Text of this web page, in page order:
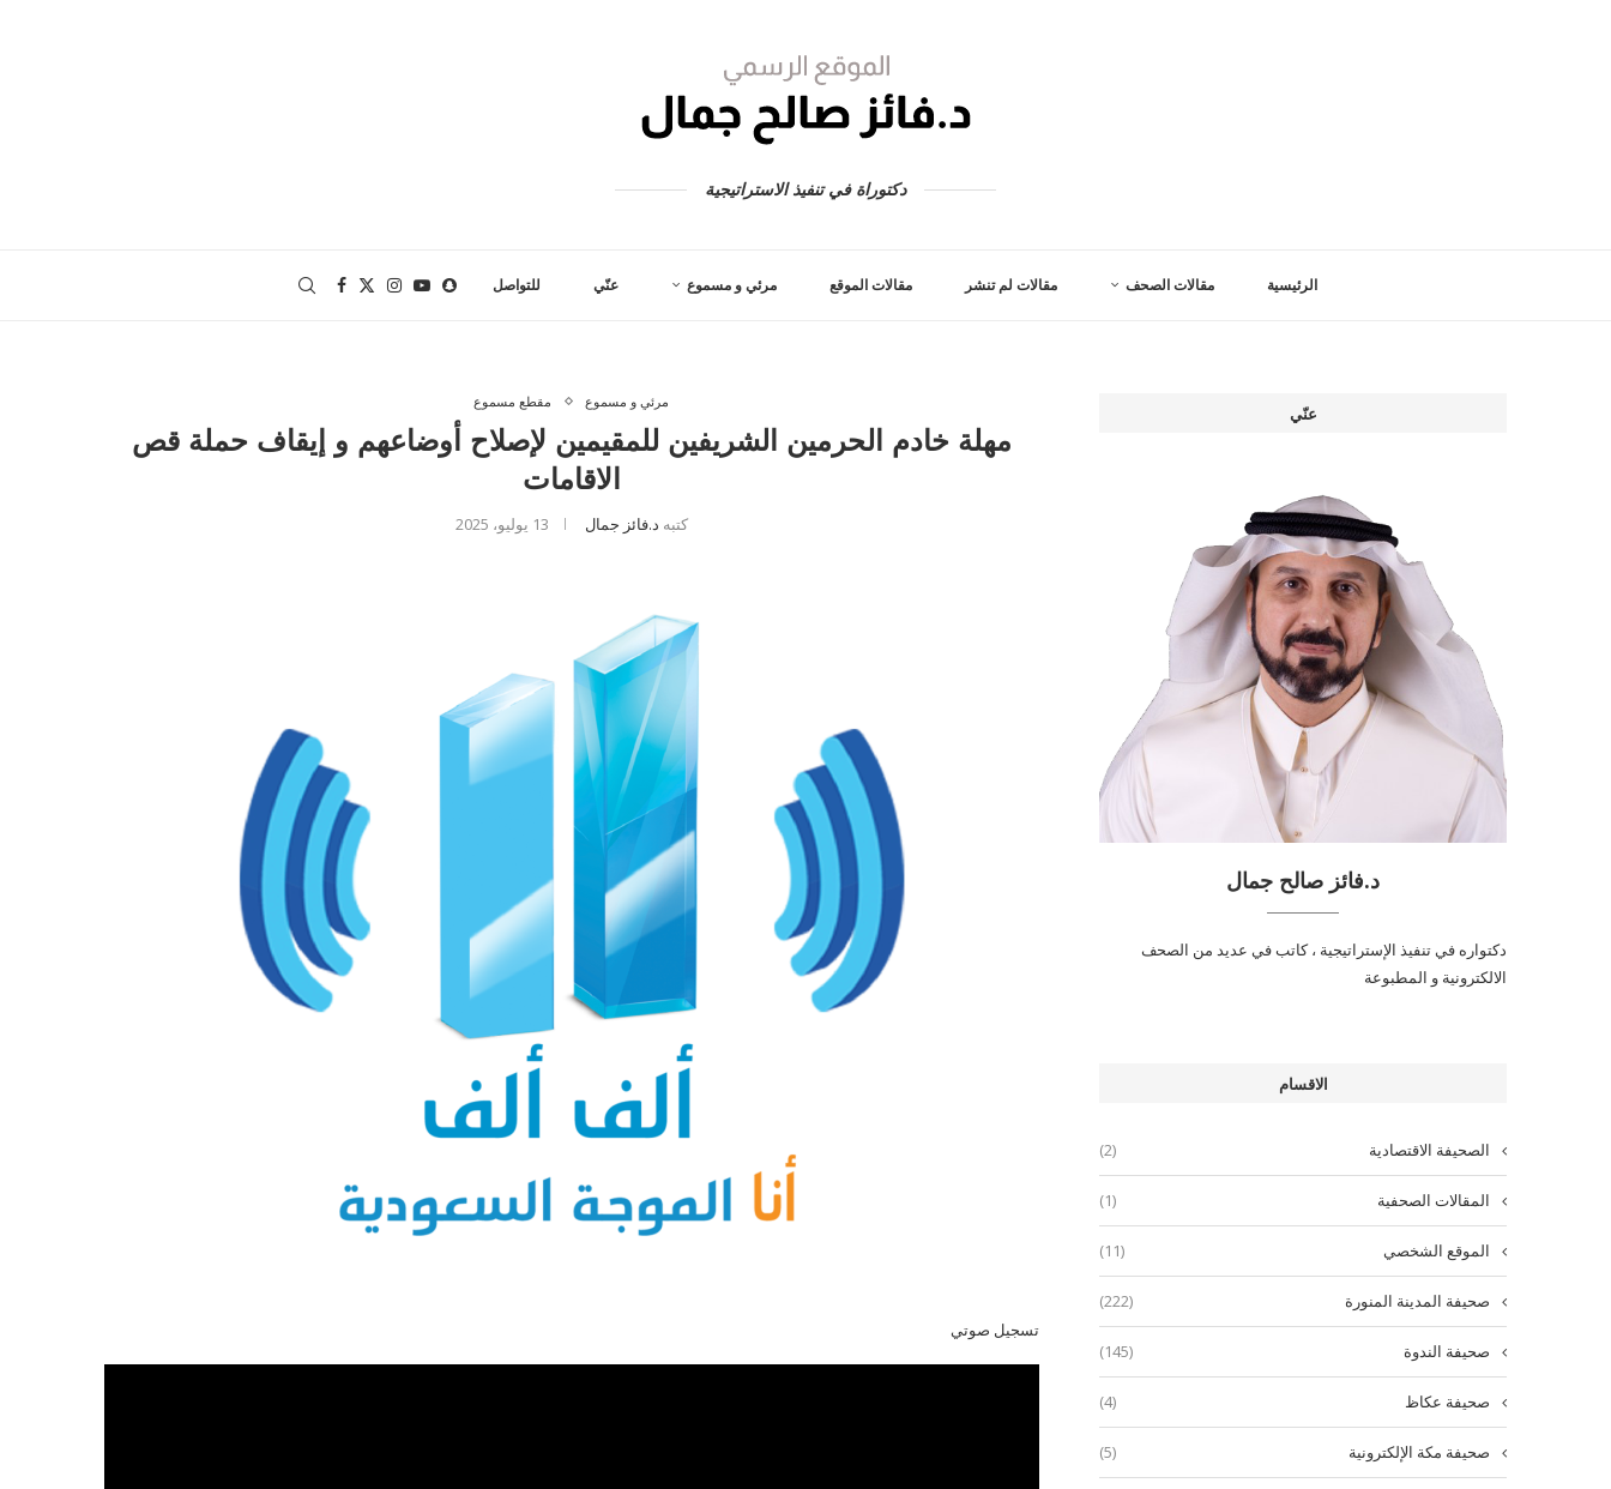
دكتوراة في تنفيذ الاستراتيجية
الرئيسية مقالات الصحف مقالات لم تنشر مقالات الموقع مرئي و مسموع عنّي للتواصل
مرئي و مسموع مقطع مسموع
مهلة خادم الحرمين الشريفين للمقيمين لإصلاح أوضاعهم و إيقاف حملة قص
الاقامات
كتبه د.فائز جمال 13 يوليو، 2025
تسجيل صوتي
عنّي
د.فائز صالح جمال
دكتواره في تنفيذ الإستراتيجية ، كاتب في عديد من الصحف
الالكترونية و المطبوعة
الاقسام
الصحيفة الاقتصادية (2)
المقالات الصحفية (1)
الموقع الشخصي (11)
صحيفة المدينة المنورة (222)
صحيفة الندوة (145)
صحيفة عكاظ (4)
صحيفة مكة الإلكترونية (5)